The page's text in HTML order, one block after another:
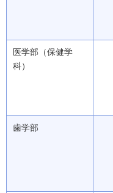
医学部（保健学
科）
歯学部